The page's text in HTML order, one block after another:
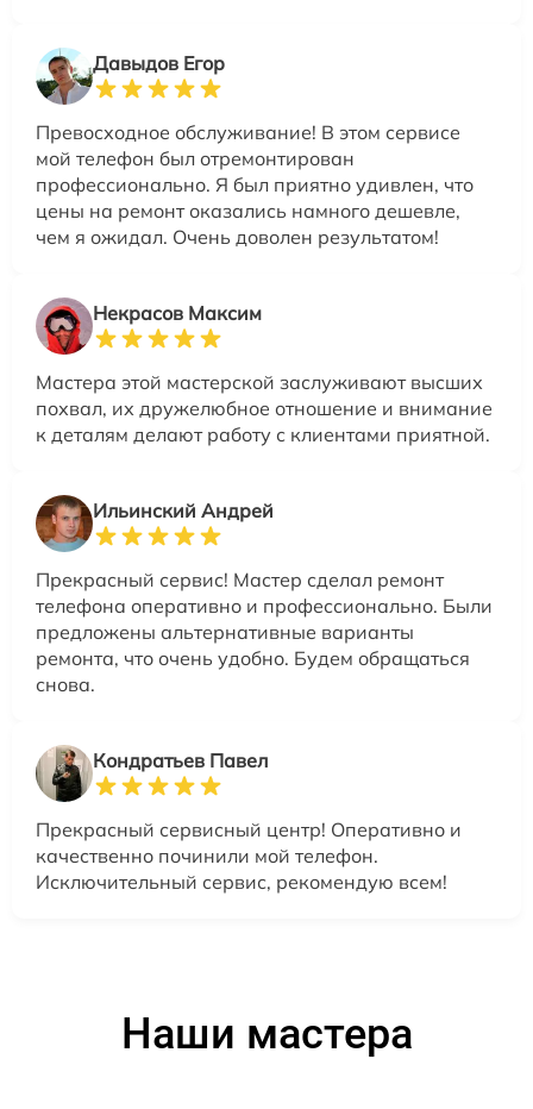
Давыдов Егор
Превосходное обслуживание! В этом сервисе
мой телефон был отремонтирован
профессионально. Я был приятно удивлен, что
цены на ремонт оказались намного дешевле,
чем я ожидал. Очень доволен результатом!
Некрасов Максим
Мастера этой мастерской заслуживают высших
похвал, их дружелюбное отношение и внимание
к деталям делают работу с клиентами приятной.
Ильинский Андрей
Прекрасный сервис! Мастер сделал ремонт
телефона оперативно и профессионально. Были
предложены альтернативные варианты
ремонта, что очень удобно. Будем обращаться
снова.
Кондратьев Павел
Прекрасный сервисный центр! Оперативно и
качественно починили мой телефон.
Исключительный сервис, рекомендую всем!
Наши мастера